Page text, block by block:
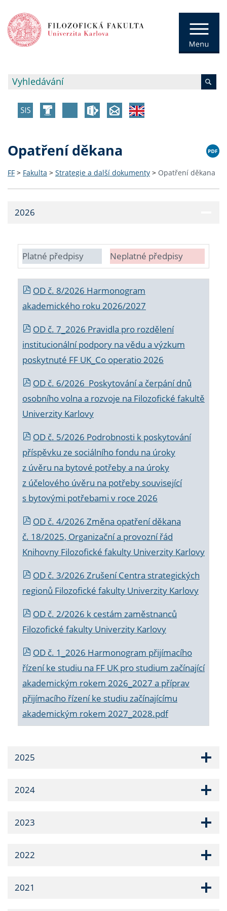
Opatření děkana
FF > Fakulta > Strategie a další dokumenty > Opatření děkana
2026
Platné předpisy Neplatné předpisy
OD č. 8/2026 Harmonogram
akademického roku 2026/2027
OD č. 7_2026 Pravidla pro rozdělení
institucionální podpory na vědu a výzkum
poskytnuté FF UK_Co operatio 2026
OD č. 6/2026 Poskytování a čerpání dnů
osobního volna a rozvoje na Filozofické fakultě
Univerzity Karlovy
OD č. 5/2026 Podrobnosti k poskytování
příspěvku ze sociálního fondu na úroky
z úvěru na bytové potřeby a na úroky
z účelového úvěru na potřeby související
s bytovými potřebami v roce 2026
OD č. 4/2026 Změna opatření děkana
č. 18/2025, Organizační a provozní řád
Knihovny Filozofické fakulty Univerzity Karlovy
OD č. 3/2026 Zrušení Centra strategických
regionů Filozofické fakulty Univerzity Karlovy
OD č. 2/2026 k cestám zaměstnanců
Filozofické fakulty Univerzity Karlovy
OD č. 1_2026 Harmonogram přijímacího
řízení ke studiu na FF UK pro studium začínající
akademickým rokem 2026_2027 a příprav
přijímacího řízení ke studiu začínajícímu
akademickým rokem 2027_2028.pdf
2025
2024
2023
2022
2021